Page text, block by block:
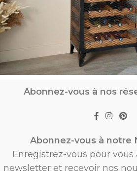
Abonnez-vous à nos
Abonnez-vous à notre
Enregistrez-vous pour
newsletter et recevoir nos